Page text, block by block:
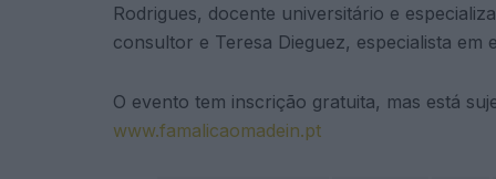
Rodrigues, docente universitário e
consultor e Teresa Dieguez, especialista em
O evento tem inscrição gratuita, mas está
www.famalicaomadein.pt